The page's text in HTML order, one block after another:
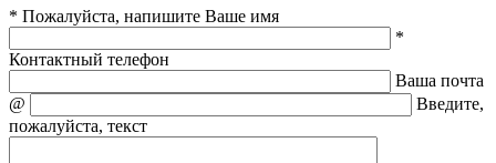
* Пожалуйста, напишите Ваше имя
*
Контактный телефон
Ваша почта
@
Введите,
пожалуйста, текст